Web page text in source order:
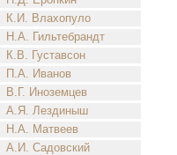
К.И. Влахопуло
Н.А. Гильтебрандт
К.В. Густавсон
П.А. Иванов
В.Г. Иноземцев
А.Я. Лездиныш
Н.А. Матвеев
А.И. Садовский